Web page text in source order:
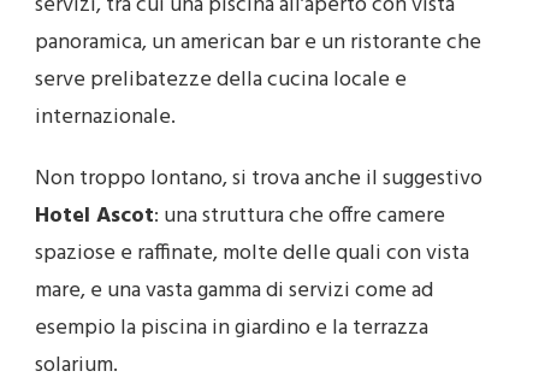
panoramica, un american bar e un ristorante che
serve prelibatezze della cucina locale e
internazionale.
Non troppo lontano, si trova anche il suggestivo
Hotel Ascot: una struttura che offre camere
spaziose e raffinate, molte delle quali con vista
mare, e una vasta gamma di servizi come ad
esempio la piscina in giardino e la terrazza
solarium.